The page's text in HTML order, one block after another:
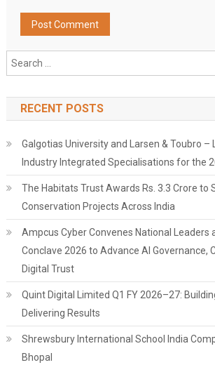
RECENT POSTS
Galgotias University and Larsen & Toubro –
Industry Integrated Specialisations for the
The Habitats Trust Awards Rs. 3.3 Crore to
Conservation Projects Across India
Ampcus Cyber Convenes National Leaders
Conclave 2026 to Advance AI Governance,
Digital Trust
Quint Digital Limited Q1 FY 2026–27:
Delivering Results
Shrewsbury International School India
Bhopal